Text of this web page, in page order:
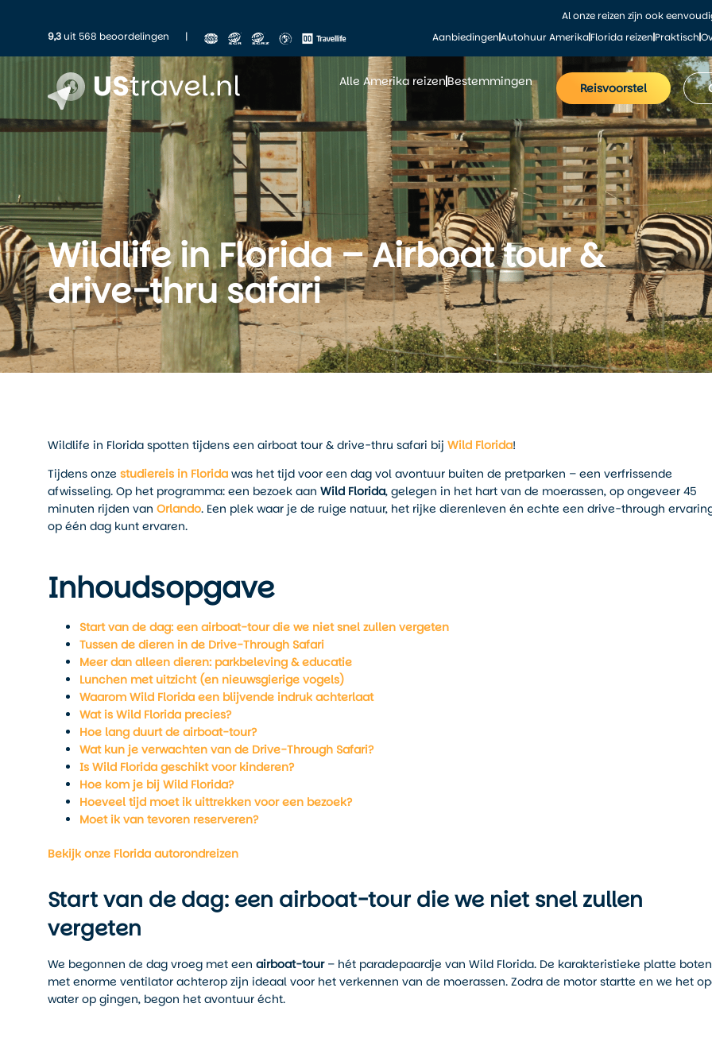
Al onze reizen zijn ook
9,3uit 568 beoordelingen | AanbiedingenAutohuur AmerikaFlorida reizenPraktisch
Alle Amerika reizen Bestemmingen Reisvoorstel
Wildlife in Florida – Airboat tour &
drive-thru safari
Wildlife in Florida spotten tijdens een airboat tour & drive-thru safari bij Wild Florida!
Tijdens onze studiereis in Florida was het tijd voor een dag vol avontuur buiten de pretparken – een verfrissende
afwisseling. Op het programma: een bezoek aan Wild Florida, gelegen in het hart van de moerassen, op ongeveer 45
minuten rijden van Orlando. Een plek waar je de ruige natuur, het rijke dierenleven én echte een drive-through
op één dag kunt ervaren.
Inhoudsopgave
Start van de dag: een airboat-tour die we niet snel zullen vergeten
Tussen de dieren in de Drive-Through Safari
Meer dan alleen dieren: parkbeleving & educatie
Lunchen met uitzicht (en nieuwsgierige vogels)
Waarom Wild Florida een blijvende indruk achterlaat
Wat is Wild Florida precies?
Hoe lang duurt de airboat-tour?
Wat kun je verwachten van de Drive-Through Safari?
Is Wild Florida geschikt voor kinderen?
Hoe kom je bij Wild Florida?
Hoeveel tijd moet ik uittrekken voor een bezoek?
Moet ik van tevoren reserveren?
Bekijk onze Florida autorondreizen
Start van de dag: een airboat-tour die we niet snel zullen
vergeten
We begonnen de dag vroeg met een airboat-tour– hét paradepaardje van Wild Florida. De karakteristieke platte boten
met enorme ventilator achterop zijn ideaal voor het verkennen van de moerassen. Zodra de motor startte en we het
water op gingen, begon het avontuur écht.